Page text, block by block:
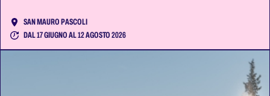
SAN MAURO PASCOLI
DAL 17 GIUGNO AL 12 AGOSTO 2026